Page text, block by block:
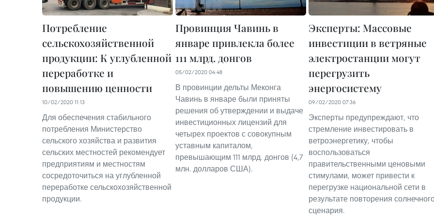
Потребление
сельскохозяйственной
продукции: К углубленной
переработке и
повышению ценности
10/02/2020 11:13
Для обеспечения стабильного
потребления Министерство
сельского хозяйства и развития
сельских местностей рекомендует
предприятиям и местностям
сосредоточиться на углубленной
переработке сельскохозяйственной
продукции.
Провинция Чавинь в
январе привлекла более
111 млрд. донгов
05/02/2020 04:48
В провинции дельты Меконга
Чавинь в январе были приняты
решения об утверждении и выдаче
инвестиционных лицензий для
четырех проектов с совокупным
уставным капиталом,
превышающим 111 млрд. донгов (4,7
млн. долларов США).
Эксперты: Массовые
инвестиции в ветряные
электростанции могут
перегрузить
энергосистему
09/02/2020 07:36
Эксперты предупреждают, что
стремление инвестировать в
ветроэнергетику, чтобы
воспользоваться
правительственными ценовыми
стимулами, может привести к
перегрузке национальной сети в
результате повторения
сценария.